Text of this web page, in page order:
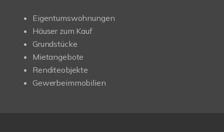
Eigentumswohnungen
Häuser zum Kauf
Grundstücke
Mietangebote
Renditeobjekte
Gewerbeimmobilien